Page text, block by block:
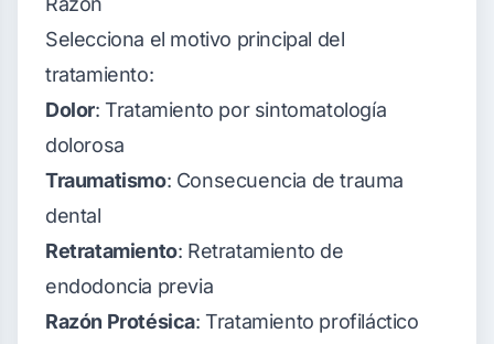
Selecciona el motivo principal del
tratamiento:
Dolor: Tratamiento por sintomatología
dolorosa
Traumatismo: Consecuencia de trauma
dental
Retratamiento: Retratamiento de
endodoncia previa
Razón Protésica: Tratamiento profiláctico